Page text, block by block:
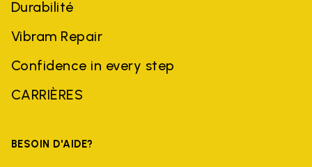
Durabilité
Vibram Repair
Confidence in every step
CARRIÈRES
BESOIN D'AIDE?